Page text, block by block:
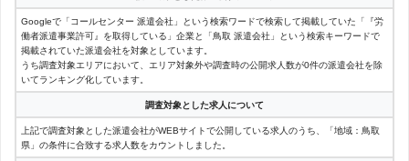
7
エージェンシー
1件
7 流通株式会社
Googleで「コールセンター 派遣会社」という検索ワードで検索して掲載していた「『労
働者派遣事業許可』を取得している」企業と「鳥取 派遣会社」という検索キーワードで
掲載されていた派遣会社を対象としています。
うち調査対象エリアにおいて、エリア対象外や調査時の公開求人数が0件の派遣会社を除
いてランキング化しています。
調査対象とした求人について
上記で調査対象とした派遣会社がWEBサイトで公開している求人のうち、「地域：鳥取
県」の条件に合致する求人数をカウントしました。